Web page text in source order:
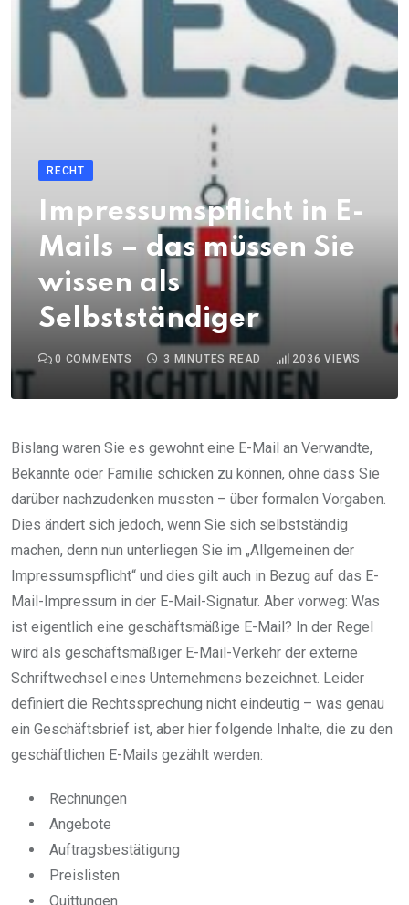
RECHT
Impressumspflicht in E-
Mails – das müssen Sie
wissen als
Selbstständiger
0 COMMENTS 3 MINUTES READ 2036 VIEWS
Bislang waren Sie es gewohnt eine E-Mail an Verwandte,
Bekannte oder Familie schicken zu können, ohne dass Sie
darüber nachzudenken mussten – über formalen Vorgaben.
Dies ändert sich jedoch, wenn Sie sich selbstständig
machen, denn nun unterliegen Sie im „Allgemeinen der
Impressumspflicht“ und dies gilt auch in Bezug auf das E-
Mail-Impressum in der E-Mail-Signatur. Aber vorweg: Was
ist eigentlich eine geschäftsmäßige E-Mail? In der Regel
wird als geschäftsmäßiger E-Mail-Verkehr der externe
Schriftwechsel eines Unternehmens bezeichnet. Leider
definiert die Rechtssprechung nicht eindeutig – was genau
ein Geschäftsbrief ist, aber hier folgende Inhalte, die zu den
geschäftlichen E-Mails gezählt werden:
Rechnungen
Angebote
Auftragsbestätigung
Preislisten
Quittungen